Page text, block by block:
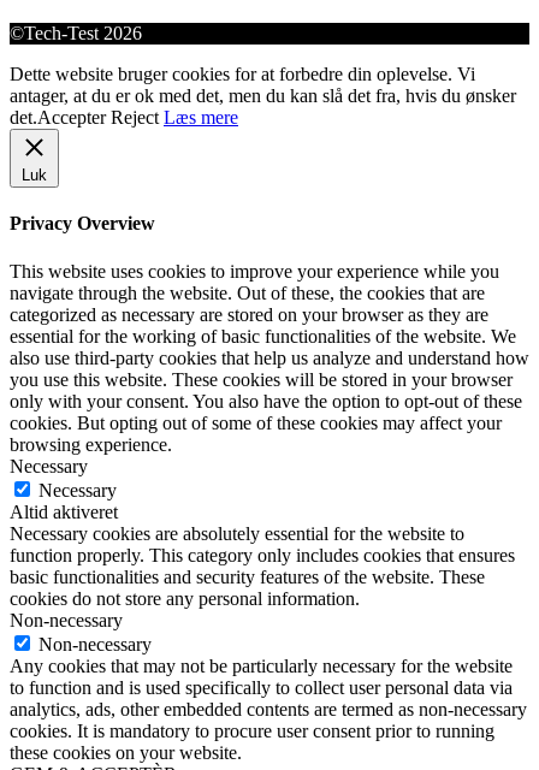
©Tech-Test 2026
Dette website bruger cookies for at forbedre din oplevelse. Vi
antager, at du er ok med det, men du kan slå det fra, hvis du ønsker
det.Accepter Reject Læs mere
Luk
Privacy Overview
This website uses cookies to improve your experience while you
navigate through the website. Out of these, the cookies that are
categorized as necessary are stored on your browser as they are
essential for the working of basic functionalities of the website. We
also use third-party cookies that help us analyze and understand how
you use this website. These cookies will be stored in your browser
only with your consent. You also have the option to opt-out of these
cookies. But opting out of some of these cookies may affect your
browsing experience.
Necessary
Necessary
Altid aktiveret
Necessary cookies are absolutely essential for the website to
function properly. This category only includes cookies that ensures
basic functionalities and security features of the website. These
cookies do not store any personal information.
Non-necessary
Non-necessary
Any cookies that may not be particularly necessary for the website
to function and is used specifically to collect user personal data via
analytics, ads, other embedded contents are termed as non-necessary
cookies. It is mandatory to procure user consent prior to running
these cookies on your website.